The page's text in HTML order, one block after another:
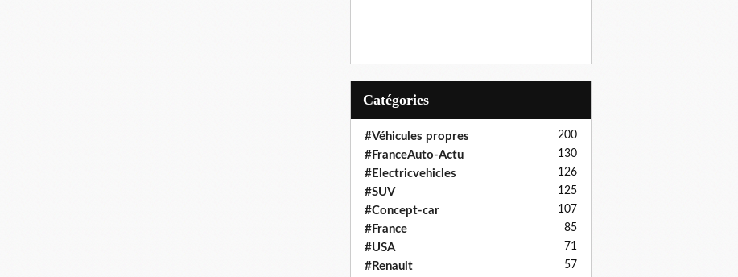
Catégories
#Véhicules propres 200
#FranceAuto-Actu 130
#Electricvehicles 126
#SUV 125
#Concept-car 107
#France 85
#USA 71
#Renault 57